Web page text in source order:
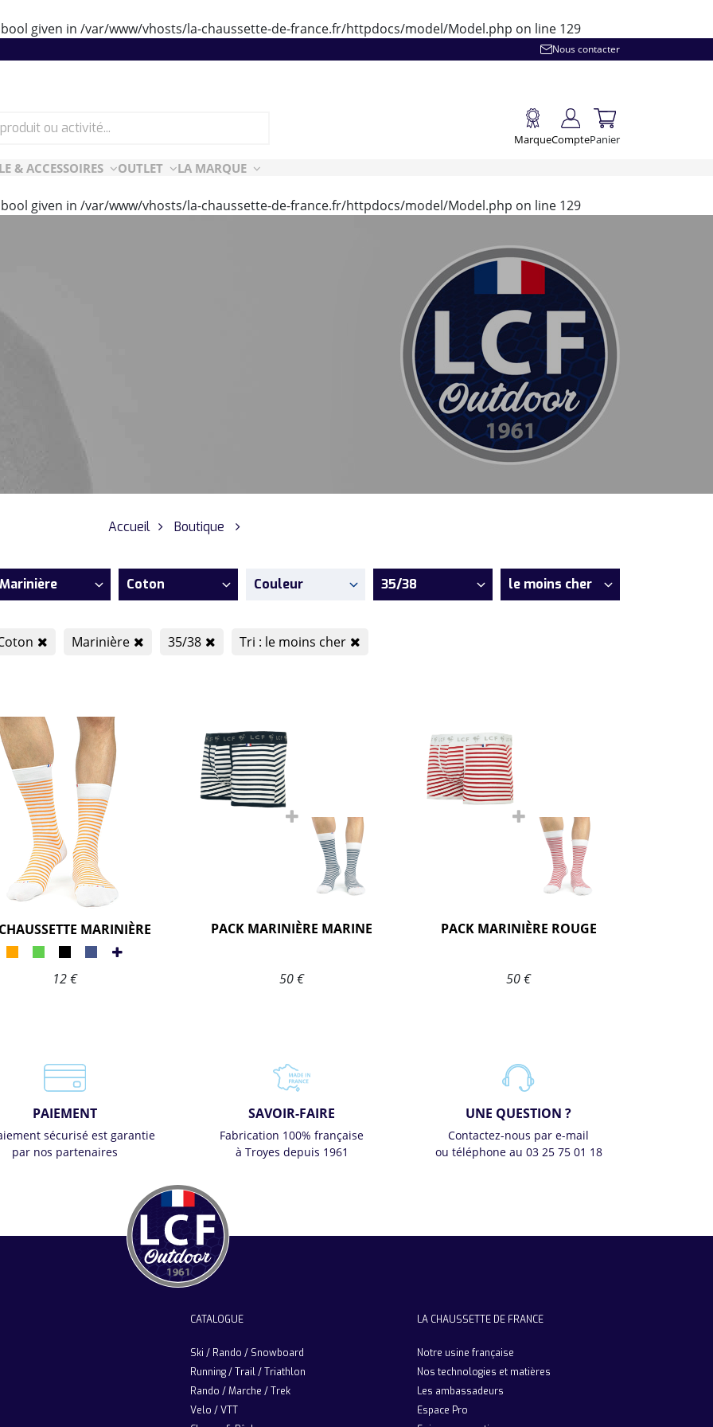
given in /var/www/vhosts/la-chaussette-de-france.fr/httpdocs/model/Model.php on line 129
Nous contacter
MarqueComptePanier
ESSENTIELLES
Style
& ACCESSOIRES OUTLET LA MARQUE
given in /var/www/vhosts/la-chaussette-de-france.fr/httpdocs/model/Model.php on line 129
Accueil Boutique
Marinière Coton Couleur 35/38 le moins cher
Marinière 35/38 Tri : le moins cher
MARINIÈRE
12 €
PACK MARINIÈRE MARINE
50 €
PACK MARINIÈRE ROUGE
50 €
PAIEMENT
sécurisé est garantie
par nos partenaires
SAVOIR-FAIRE
Fabrication 100% française
à Troyes depuis 1961
UNE QUESTION ?
Contactez-nous par e-mail
ou téléphone au 03 25 75 01 18
CATALOGUE
Ski / Rando / Snowboard
Running / Trail / Triathlon
Rando / Marche / Trek
Velo / VTT
LA CHAUSSETTE DE FRANCE
Notre usine française
Nos technologies et matières
Les ambassadeurs
Espace Pro